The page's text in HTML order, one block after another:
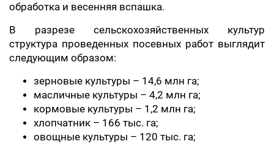
обработка и весенняя вспашка.
В разрезе сельскохозяйственных культур
структура проведенных посевных работ выглядит
следующим образом:
зерновые культуры – 14,6 млн га;
масличные культуры – 4,2 млн га;
кормовые культуры – 1,2 млн га;
хлопчатник – 166 тыс. га;
овощные культуры – 120 тыс. га;